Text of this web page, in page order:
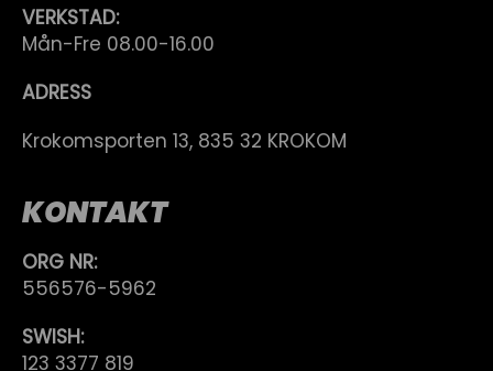
VERKSTAD:
Mån-Fre 08.00-16.00
ADRESS
Krokomsporten 13, 835 32 KROKOM
KONTAKT
ORG NR:
556576-5962
SWISH:
123 3377 819